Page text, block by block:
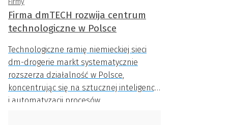
Firmy
Firma dmTECH rozwija centrum
technologiczne w Polsce
Technologiczne ramię niemieckiej sieci
dm-drogerie markt systematycznie
rozszerza działalność w Polsce,
koncentrując się na sztucznej inteligencji
i automatyzacji procesów.